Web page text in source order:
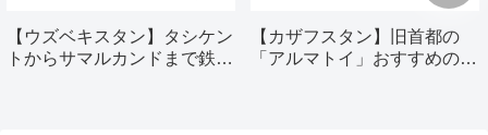
【ウズベキスタン】タシケン
トからサマルカンドまで鉄道
【カザフスタン】旧首都の
「アルマトイ」おすすめの観